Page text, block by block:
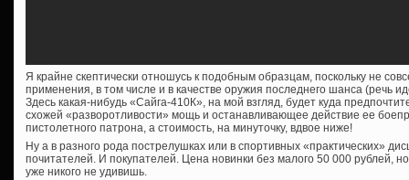
Я крайне скептически отношусь к подобным образцам, поскольку не
применения, в том числе и в качестве оружия последнего шанса (речь
Здесь какая-нибудь «Сайга-410К», на мой взгляд, будет куда
схожей «разворотливости» мощь и останавливающее действие ее
пистолетного патрона, а стоимость, на минуточку, вдвое ниже!
Ну а в разного рода пострелушках или в спортивных «практических»
почитателей. И покупателей. Цена новинки без малого 50 000 рублей,
уже никого не удивишь.